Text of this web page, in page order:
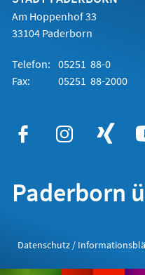
Am Hoppenhof 33
33104 Paderborn
Telefon: 05251 88-0
Fax:
05251 88-2000
Paderborn
Datenschutz /